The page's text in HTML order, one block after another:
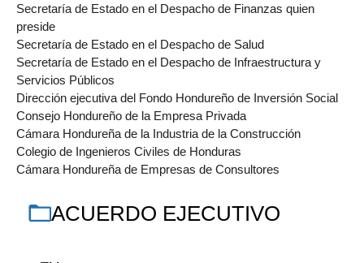
Secretaría de Estado en el Despacho de Finanzas quien
preside
Secretaría de Estado en el Despacho de Salud
Secretaría de Estado en el Despacho de Infraestructura y
Servicios Públicos
Dirección ejecutiva del Fondo Hondureño de Inversión Social
Consejo Hondureño de la Empresa Privada
Cámara Hondureña de la Industria de la Construcción
Colegio de Ingenieros Civiles de Honduras
Cámara Hondureña de Empresas de Consultores
ACUERDO EJECUTIVO